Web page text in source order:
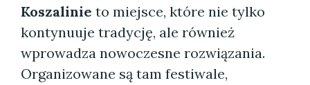
Koszalinie to miejsce, które nie tylko
kontynuuje tradycję, ale również
wprowadza nowoczesne rozwiązania.
Organizowane są tam festiwale,